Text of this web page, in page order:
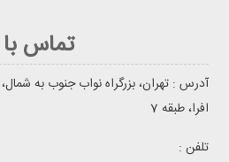
تماس
آدرس : تهران، بزرگراه نواب جنوب به
افرا، طبقه 7
تلفن :